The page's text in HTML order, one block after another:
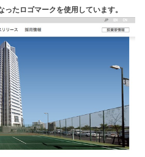
ったロゴマークを使用しています。